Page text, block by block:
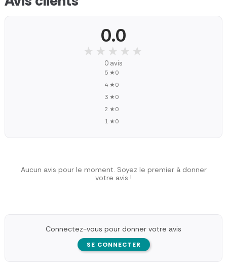
0.0
★★★★★
★★★★★
0 avis
5 ★0
4 ★0
3 ★0
2 ★0
1 ★0
Aucun avis pour le moment. Soyez le premier à donner
votre avis !
Connectez-vous pour donner votre avis
SE CONNECTER